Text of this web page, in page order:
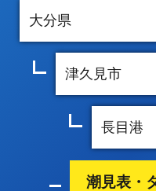
潮見表・